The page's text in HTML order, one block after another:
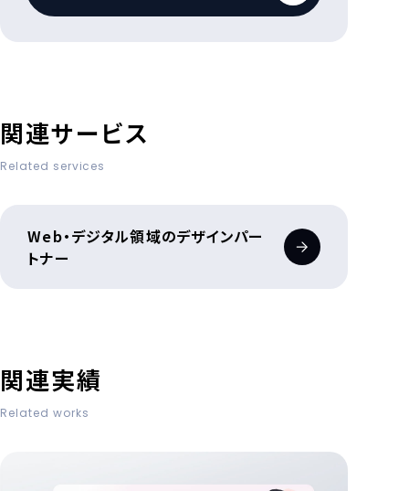
関連サービス
Related services
Web・デジタル領域のデザインパー
トナー
関連実績
Related works